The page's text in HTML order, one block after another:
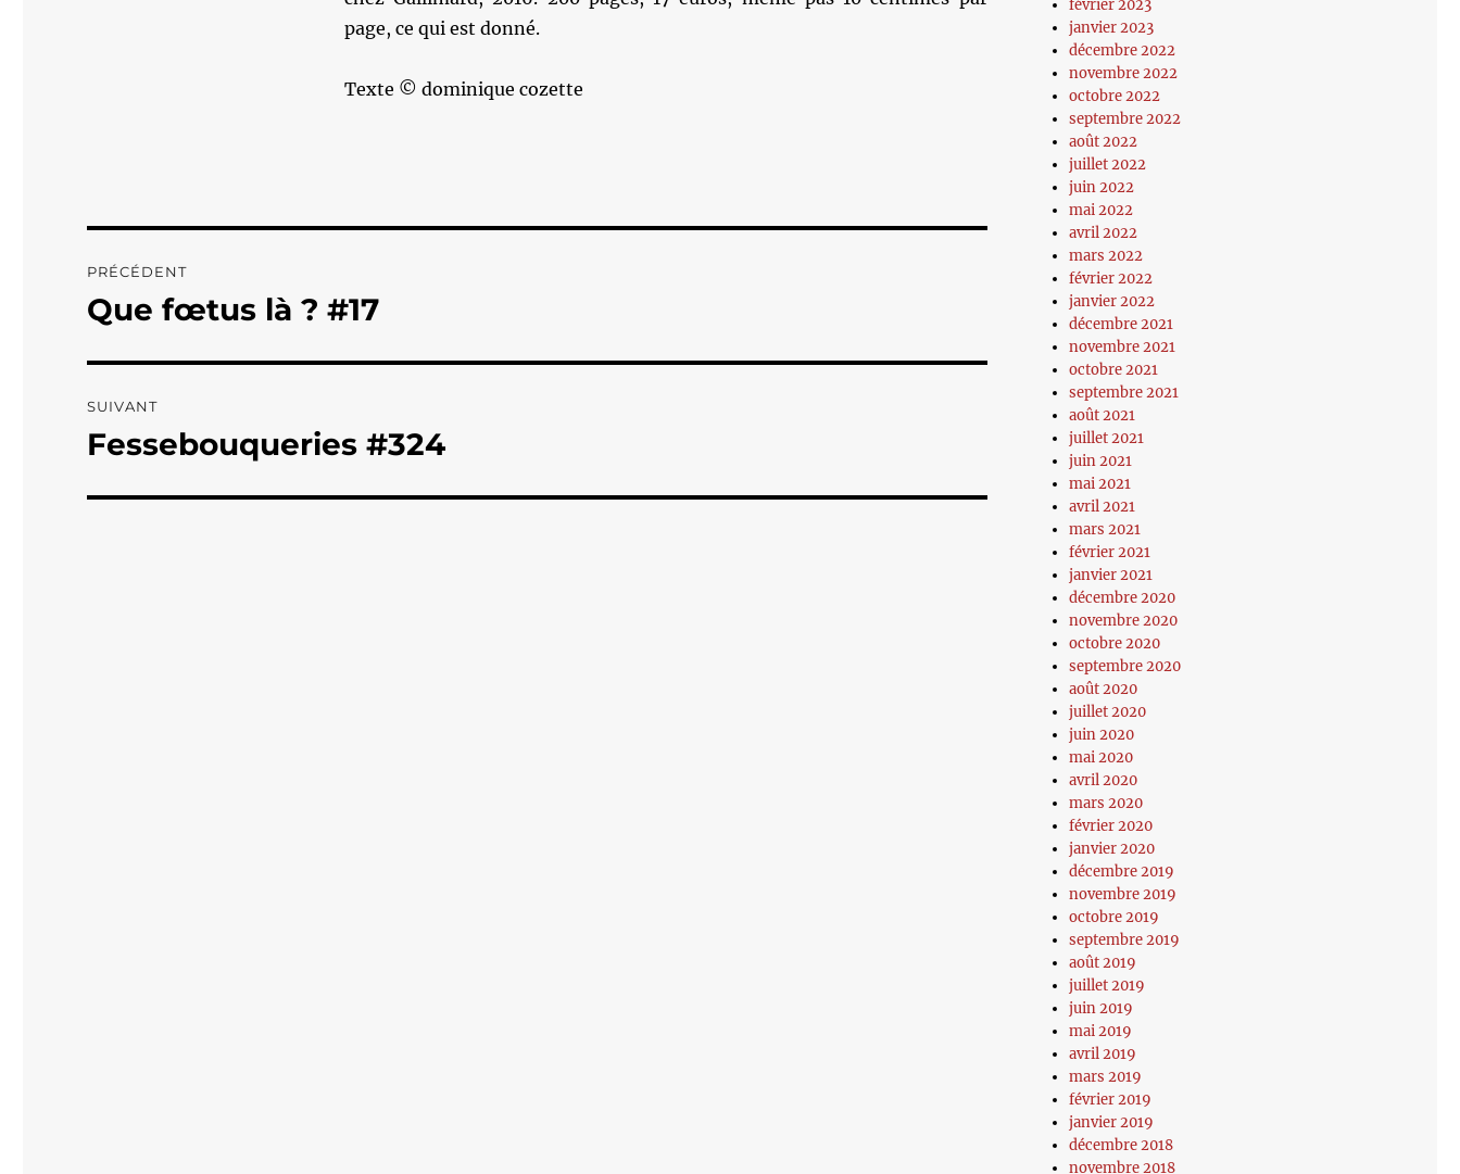
page, ce qui est donné.
Texte © dominique cozette
de
PRÉCÉDENT
Publication
Que fœtus là ? #17
SUIVANT
Publication
Fessebouqueries #324
février 2023
janvier 2023
décembre 2022
novembre 2022
octobre 2022
septembre 2022
août 2022
juillet 2022
juin 2022
mai 2022
avril 2022
mars 2022
février 2022
janvier 2022
décembre 2021
novembre 2021
octobre 2021
septembre 2021
août 2021
juillet 2021
juin 2021
mai 2021
avril 2021
mars 2021
février 2021
janvier 2021
décembre 2020
novembre 2020
octobre 2020
septembre 2020
août 2020
juillet 2020
juin 2020
mai 2020
avril 2020
mars 2020
février 2020
janvier 2020
décembre 2019
novembre 2019
octobre 2019
septembre 2019
août 2019
juillet 2019
juin 2019
mai 2019
avril 2019
mars 2019
février 2019
janvier 2019
décembre 2018
novembre 2018